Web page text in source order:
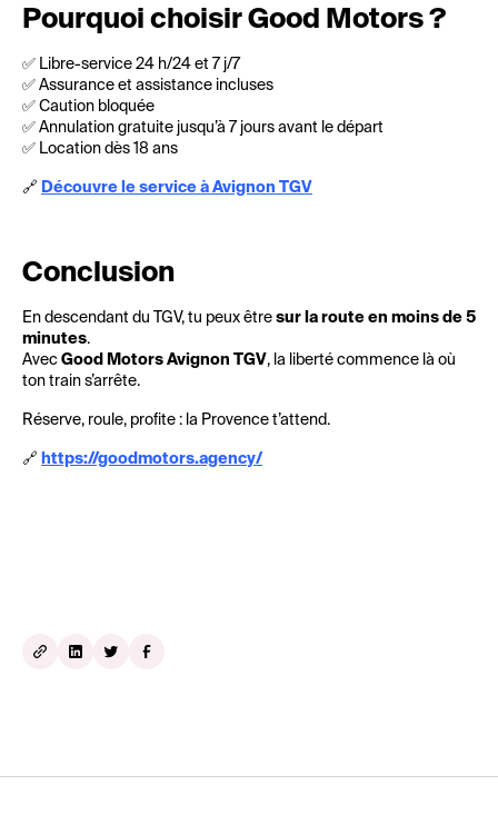
Pourquoi choisir Good Motors ?
✅ Libre-service 24 h/24 et 7 j/7
✅ Assurance et assistance incluses
✅ Caution bloquée
✅ Annulation gratuite jusqu’à 7 jours avant le départ
✅ Location dès 18 ans
🔗 Découvre le service à Avignon TGV
Conclusion
En descendant du TGV, tu peux être sur la route en moins de 5
minutes.
Avec Good Motors Avignon TGV, la liberté commence là où
ton train s’arrête.
Réserve, roule, profite : la Provence t’attend.
🔗 https://goodmotors.agency/